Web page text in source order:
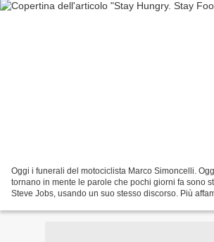
Oggi i funerali del motociclista Marco Simoncelli.
tornano in mente le parole che pochi giorni fa sono
Steve Jobs, usando un suo stesso discorso. Più